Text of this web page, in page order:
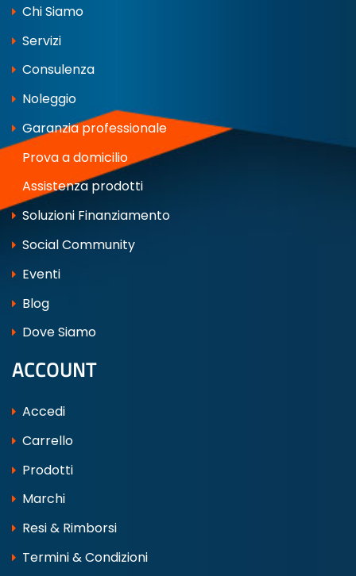
Chi Siamo
Servizi
Consulenza
Noleggio
Garanzia professionale
Prova a domicilio
Assistenza prodotti
Soluzioni Finanziamento
Social Community
Eventi
Blog
Dove Siamo
ACCOUNT
Accedi
Carrello
Prodotti
Marchi
Resi & Rimborsi
Termini & Condizioni